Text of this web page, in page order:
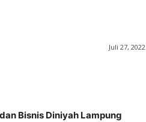
Juli 27, 2022
Bisnis Diniyah Lampung